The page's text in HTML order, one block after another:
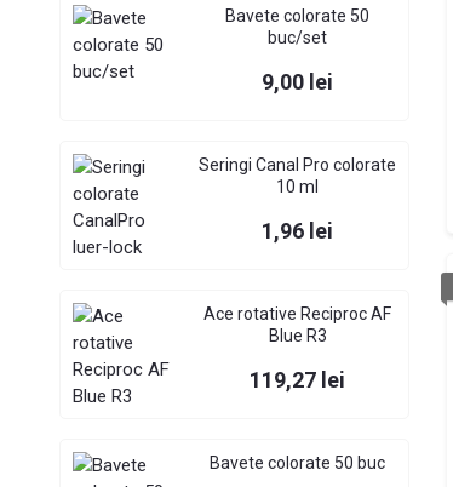
Bavete colorate 50
buc/set
Pret
9,00 lei
Seringi Canal Pro colorate
10 ml
Pret
1,96 lei
Ace rotative Reciproc AF
Blue R3
Pret
119,27 lei
Bavete colorate 50 buc